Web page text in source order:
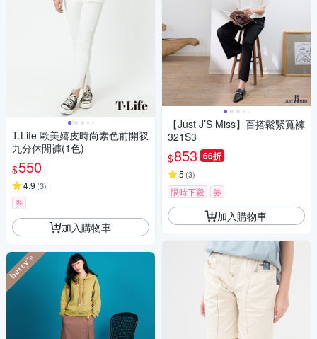
T.Life 歐美嬉皮時尚素色前開衩
九分休閒褲(1色)
$550
4.9 (3)
券
加入購物車
【Just J’S Miss】百搭鬆緊寬褲
321S3
$853 66折
5 (3)
限時下殺 券
加入購物車